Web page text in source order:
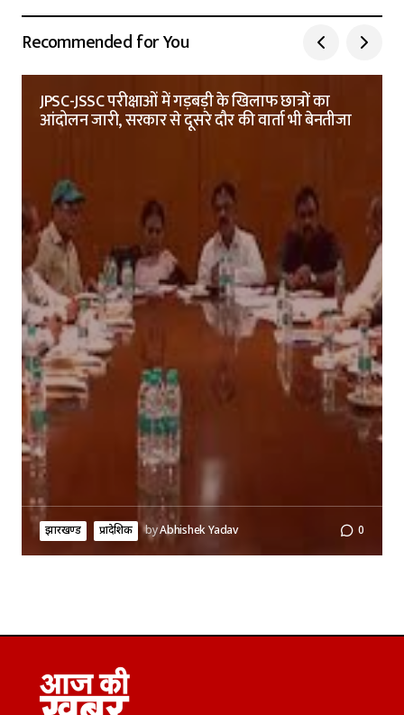
Recommended for You
JPSC-JSSC परीक्षाओं में गड़बड़ी के खिलाफ छात्रों का
आंदोलन जारी, सरकार से दूसरे दौर की वार्ता भी बेनतीजा
झारखण्ड प्रादेशिक byAbhishek Yadav 0